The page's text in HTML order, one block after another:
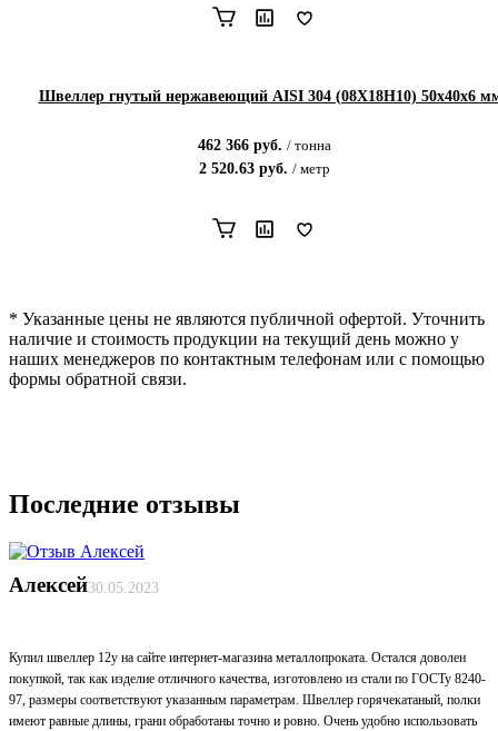
Швеллер гнутый нержавеющий AISI 304 (08Х18Н10) 50х40х6
462 366 руб. / тонна
2 520.63 руб. / метр
* Указанные цены не являются публичной офертой. Уточнить
наличие и стоимость продукции на текущий день можно у
наших менеджеров по контактным телефонам или с помощью
формы обратной связи.
Последние отзывы
Алексей30.05.2023
Купил швеллер 12у на сайте интернет-магазина металлопроката. Остался доволен
покупкой, так как изделие отличного качества, изготовлено из стали по ГОСТу 8240-
97, размеры соответствуют указанным параметрам. Швеллер горячекатаный, полки
имеют равные длины, грани обработаны точно и ровно. Очень удобно использовать